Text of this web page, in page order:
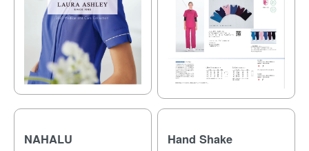
NAHALU Hand Shake